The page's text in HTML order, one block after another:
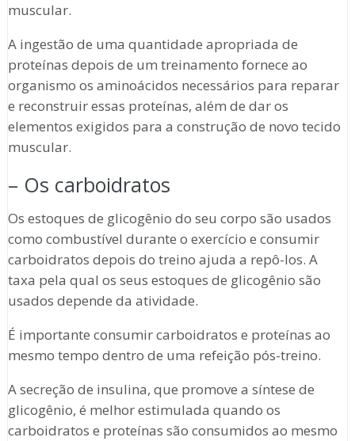
muscular.
A ingestão de uma quantidade apropriada de
proteínas depois de um treinamento fornece ao
organismo os aminoácidos necessários para reparar
e reconstruir essas proteínas, além de dar os
elementos exigidos para a construção de novo tecido
muscular.
– Os carboidratos
Os estoques de glicogênio do seu corpo são usados
como combustível durante o exercício e consumir
carboidratos depois do treino ajuda a repô-los. A
taxa pela qual os seus estoques de glicogênio são
usados depende da atividade.
É importante consumir carboidratos e proteínas ao
mesmo tempo dentro de uma refeição pós-treino.
A secreção de insulina, que promove a síntese de
glicogênio, é melhor estimulada quando os
carboidratos e proteínas são consumidos ao mesmo